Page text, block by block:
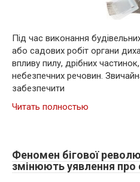
Під час виконання
або садових робіт органи
впливу пилу, дрібних
небезпечних речовин.
забезпечити
Читать полностью
Феномен бігової
змінюють уявлення про